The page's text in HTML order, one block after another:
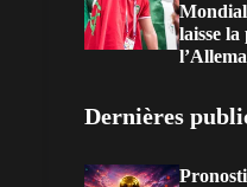
laisse
Dernières